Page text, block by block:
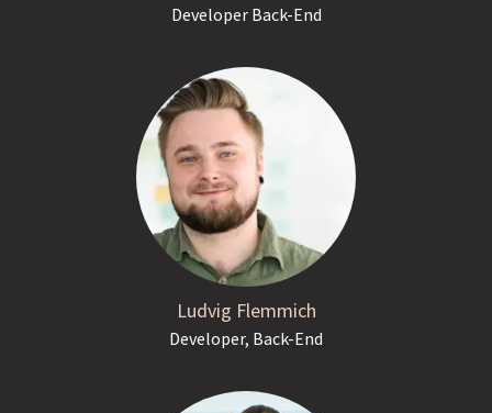
Developer Back-End
Ludvig Flemmich
Developer, Back-End